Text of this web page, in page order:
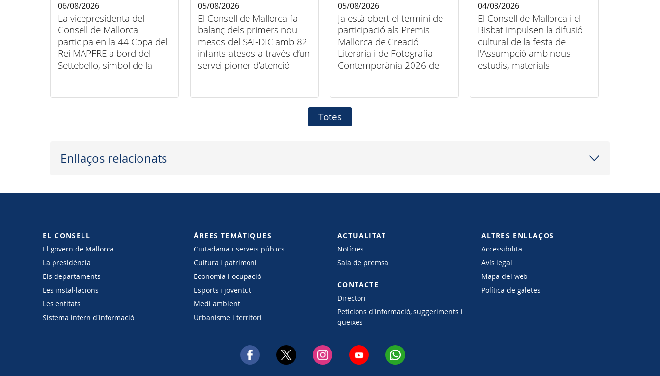
La vicepresidenta del
Consell de Mallorca
participa en la 44 Copa del
Rei MAPFRE a bord del
Settebello, símbol de la
06/08/2026
El Consell de Mallorca fa
balanç dels primers nou
mesos del SAI-DIC amb 82
infants atesos a través d’un
servei pioner d’atenció
05/08/2026
Ja està obert el termini de
participació als Premis
Mallorca de Creació
Literària i de Fotografia
Contemporània 2026 del
05/08/2026
El Consell de Mallorca i el
Bisbat impulsen la difusió
cultural de la festa de
l'Assumpció amb nous
estudis, materials
04/08/2026
Totes
Enllaços relacionats
EL CONSELL
El govern de Mallorca
La presidència
Els departaments
Les instal·lacions
Les entitats
Sistema intern d'informació
ÀREES TEMÀTIQUES
Ciutadania i serveis públics
Cultura i patrimoni
Economia i ocupació
Esports i joventut
Medi ambient
Urbanisme i territori
ACTUALITAT
Notícies
Sala de premsa
CONTACTE
Directori
Peticions d'informació, suggeriments i
queixes
ALTRES ENLLAÇOS
Accessibilitat
Avís legal
Mapa del web
Política de galetes